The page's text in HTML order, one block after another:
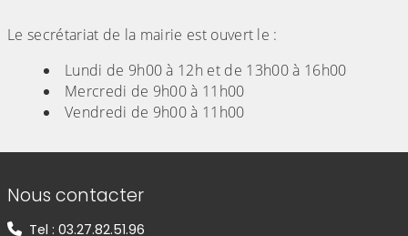
Le secrétariat de la mairie est ouvert le :
Lundi de 9h00 à 12h et de 13h00 à 16h00
Mercredi de 9h00 à 11h00
Vendredi de 9h00 à 11h00
Informations de contact
Nous contacter
Tel : 03.27.82.51.96